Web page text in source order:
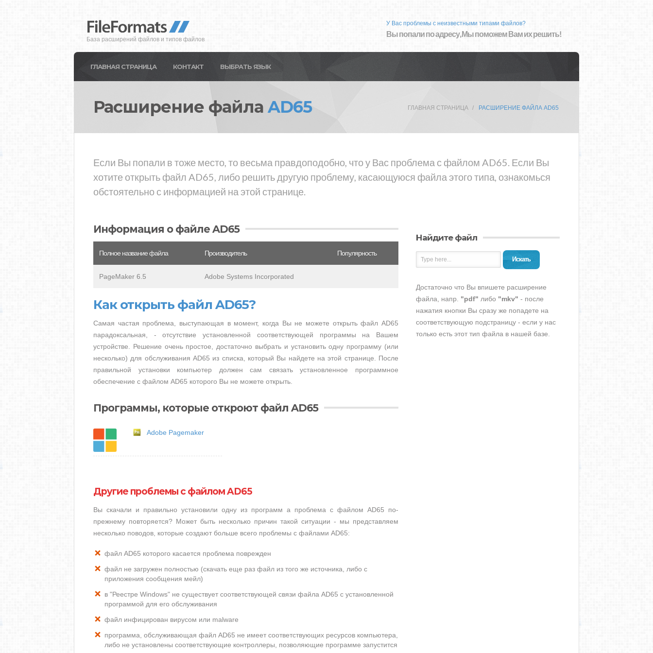
База расширений файлов и типов файлов
У Вас проблемы с неизвестными типами файлов?
Вы попали по адресу, Мы поможем Вам их решить!
ГЛАВНАЯ СТРАНИЦА КОНТАКТ ВЫБРАТЬ ЯЗЫК
Расширение файла AD65 ГЛАВНАЯ СТРАНИЦА РАСШИРЕНИЕ ФАЙЛА AD65
Если Вы попали в тоже место, то весьма правдоподобно, что у Вас проблема с файлом AD65. Если Вы
хотите открыть файл AD65, либо решить другую проблему, касающуюся файла этого типа, ознакомься
обстоятельно с информацией на этой странице.
Информация о файле AD65
Полное название файла Производитель Популярность
PageMaker 6.5 Adobe Systems Incorporated
Как открыть файл AD65?
Самая частая проблема, выступающая в момент, когда Вы не можете открыть файл AD65
парадоксальная, - отсутствие установленной соответствующей программы на Вашем
устройстве. Решение очень простое, достаточно выбрать и установить одну программу (или
несколько) для обслуживания AD65 из списка, который Вы найдете на этой странице. После
правильной установки компьютер должен сам связать установленное программное
обеспечение с файлом AD65 которого Вы не можете открыть.
Программы, которые откроют файл AD65
Adobe Pagemaker
Другие проблемы с файлом AD65
Вы скачали и правильно установили одну из программ а проблема с файлом AD65 по-
прежнему повторяется? Может быть несколько причин такой ситуации - мы представляем
несколько поводов, которые создают больше всего проблемы с файлами AD65:
файл AD65 которого касается проблема поврежден
файл не загружен полностью (скачать еще раз файл из того же источника, либо с
приложения сообщения мейл)
в "Реестре Windows" не существует соответствующей связи файла AD65 с установленной
программой для его обслуживания
файл инфицирован вирусом или malware
программа, обслуживающая файл AD65 не имеет соответствующих ресурсов компьютера,
либо не установлены соответствующие контроллеры, позволяющие программе запустится
Найдите файл
Искать
Достаточно что Вы впишете расширение
файла, напр. "pdf" либо "mkv" - после
нажатия кнопки Вы сразу же попадете на
соответствующую подстраницу - если у нас
только есть этот тип файла в нашей базе.